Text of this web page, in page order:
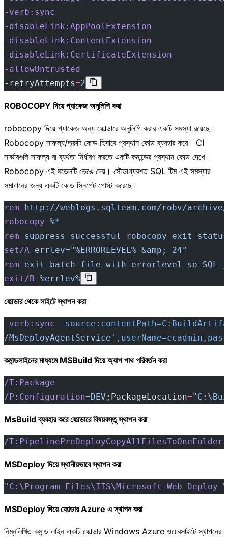
-verb:sync
-disableLink:AppPoolExtension
-disableLink:ContentExtension
-disableLink:CertificateExtension
-allowUntrusted
-retryAttempts=2
ROBOCOPY দিয়ে প্যাকেজ অনুলিপি করা
robocopy দিয়ে প্যাকেজ অন্য ফোল্ডারে অনুলিপি করার একটি সমস্যা রয়েছে।
Robocopy সাফল্য/ত্রুটি কোড হিসাবে প্রস্থান কোড ব্যবহার করে। CI
সার্ভারগুলি সাফল্য বা ব্যর্থতা নির্ধারণ করতে একটি কমান্ডের প্রস্থান কোড দেখে।
Robocopy এই মডেলটি ভেঙে দেয়। সৌভাগ্যবশত SQL টিম এই সমস্যার
সমাধানের জন্য একটি কোড স্নিপেট পোস্ট করেছে।
rem http://weblogs.sqlteam.com/robv/archive/
robocopy %*
rem suppress successful robocopy exit
set/A errlev="%ERRORLEVEL% &amp; 24"
rem exit batch file with errorlevel so SQL
exit/B %errlev%
ফোল্ডার থেকে সাইটে স্থাপন করা
-verb:sync -
/MsDeployAgentService'
কমান্ডলাইনের মাধ্যমে MSBuild দিয়ে অ্যাপ পাথ পরিবর্তন করা
/T:Package
/P:Configuration=DEV ;PackageLocation=
MsBuild ব্যবহার করে ফোল্ডারে বিষয়বস্তু স্থাপন করা
/T:PipelinePreDeployCopyAllFilesToOneFolder
MSDeploy দিয়ে স্থানীয়ভাবে স্থাপন করা
"C:\Program Files\IIS\Microsoft Web Deploy
MSDeploy দিয়ে ফোল্ডার Azure এ স্থাপন করা
নিম্নলিখিত কমান্ড লাইন একটি ফোল্ডার Windows Azure ওয়েবসাইটে স্থাপনের